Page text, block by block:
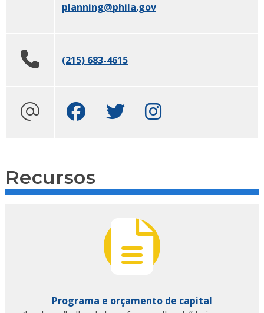
planning@phila.gov
(215) 683-4615
FacebookTwitter
Recursos
Programa e orçamento de capital